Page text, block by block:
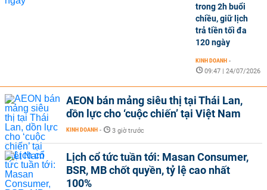
trong 2h buổi
chiều, giữ lịch
trả tiền tối đa
120 ngày
KINH DOANH -
09:47 | 24/07/2026
AEON bán mảng siêu thị tại Thái Lan,
dồn lực cho ‘cuộc chiến’ tại Việt Nam
KINH DOANH - 3 giờ trước
Lịch cổ tức tuần tới: Masan Consumer,
BSR, MB chốt quyền, tỷ lệ cao nhất
100%